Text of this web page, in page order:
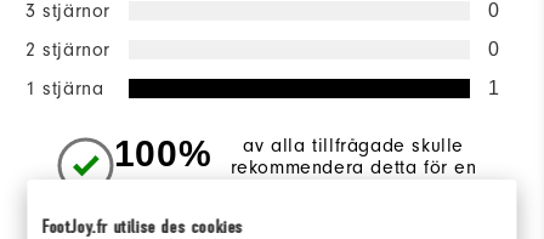
FootJoy.fr utilise des cookies
3 stjärnor 0
2 stjärnor 0
1 stjärna 1
100%
av alla tillfrågade skulle
rekommendera detta för en